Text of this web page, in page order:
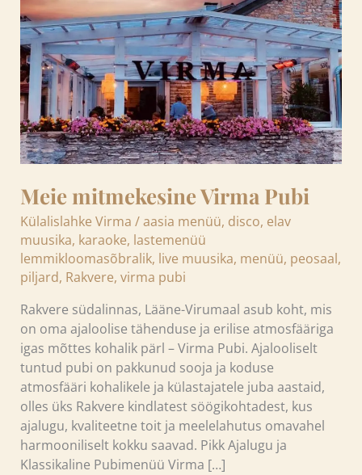
Meie mitmekesine Virma Pubi
Külalislahke Virma /aasia menüü, disco, elav
muusika, karaoke, lastemenüü
lemmikloomasõbralik, live muusika, menüü, peosaal,
piljard, Rakvere, virma pubi
Rakvere südalinnas, Lääne-Virumaal asub koht, mis
on oma ajaloolise tähenduse ja erilise atmosfääriga
igas mõttes kohalik pärl – Virma Pubi. Ajalooliselt
tuntud pubi on pakkunud sooja ja koduse
atmosfääri kohalikele ja külastajatele juba aastaid,
olles üks Rakvere kindlatest söögikohtadest, kus
ajalugu, kvaliteetne toit ja meelelahutus omavahel
harmooniliselt kokku saavad. Pikk Ajalugu ja
Klassikaline Pubimenüü Virma […]